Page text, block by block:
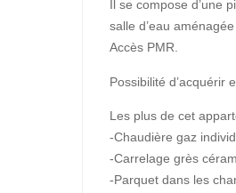
Il se compose d’une
salle d’eau
Accès PMR.
Possibilité d’acquérir
Les plus de cet
-Chaudière gaz
-Carrelage grès
-Parquet dans les